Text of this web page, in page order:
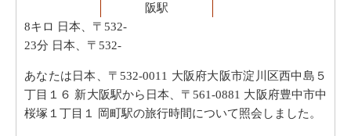
阪駅
8キロ 日本、〒532-
23分 日本、〒532-
あなたは日本、〒532-0011 大阪府大阪市淀川区西中島５
丁目１６ 新大阪駅から日本、〒561-0881 大阪府豊中市中
桜塚１丁目１ 岡町駅の旅行時間について照会しました。